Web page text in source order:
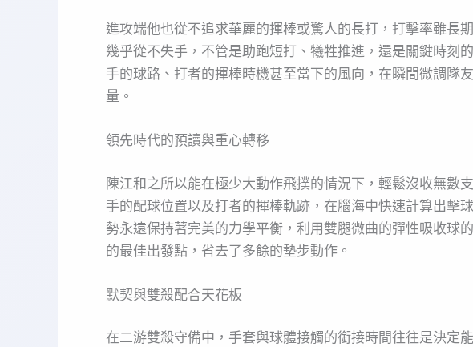
進攻端他也從不追求華麗的揮棒或驚人的長打，打擊率雖長
幾乎從不失手，不管是助跑短打、犧牲推進，還是關鍵時刻
手的球路、打者的揮棒時機甚至當下的風向，在瞬間微調隊
量。
領先時代的預讀與重心轉移
陳江和之所以能在極少大動作飛撲的情況下，輕鬆沒收無數
手的配球位置以及打者的揮棒軌跡，在腦海中快速計算出擊
勢永遠保持著完美的力學平衡，利用雙腿微曲的彈性吸收球
的最佳出發點，省去了多餘的墊步動作。
默契與雙殺配合天花板
在二游雙殺守備中，手套與球體接觸的銜接時間往往是決定